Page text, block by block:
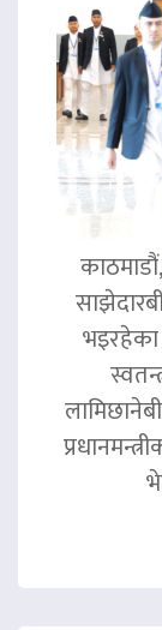
भइरहेका